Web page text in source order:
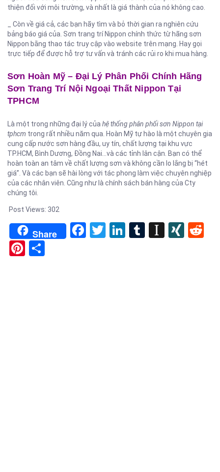
thiện đối với môi trường, và nhất là giá thành của nó không cao.
_ Còn về giá cả, các bạn hãy tìm và bỏ thời gian ra nghiên cứu
bảng báo giá của. Sơn trang trí Nippon chính thức từ hãng sơn
Nippon bằng thao tác truy cập vào website trên mạng. Hay gọi
trực tiếp để được hỗ trợ tư vấn và tránh các rủi ro khi mua hàng.
Sơn Hoàn Mỹ – Đại Lý Phân Phối Chính Hãng
Sơn Trang Trí Nội Ngoại Thất Nippon Tại
TPHCM
Là một trong những đại lý của hệ thống phân phối sơn Nippon tại
tphcm trong rất nhiều năm qua. Hoàn Mỹ tự hào là một chuyên gia
cung cấp nước sơn hàng đầu, uy tín, chất lượng tại khu vực
TP.HCM, Bình Dương, Đồng Nai…và các tỉnh lân cận. Bạn có thể
hoàn toàn an tâm về chất lượng sơn và không cần lo lắng bị “hét
giá”. Và các bạn sẽ hài lòng với tác phong làm việc chuyên nghiệp
của các nhân viên. Cũng như là chính sách bán hàng của Cty
chúng tôi.
Post Views: 302
Share Facebook
TwitterLinkedIn
Tumblr
Pinterest